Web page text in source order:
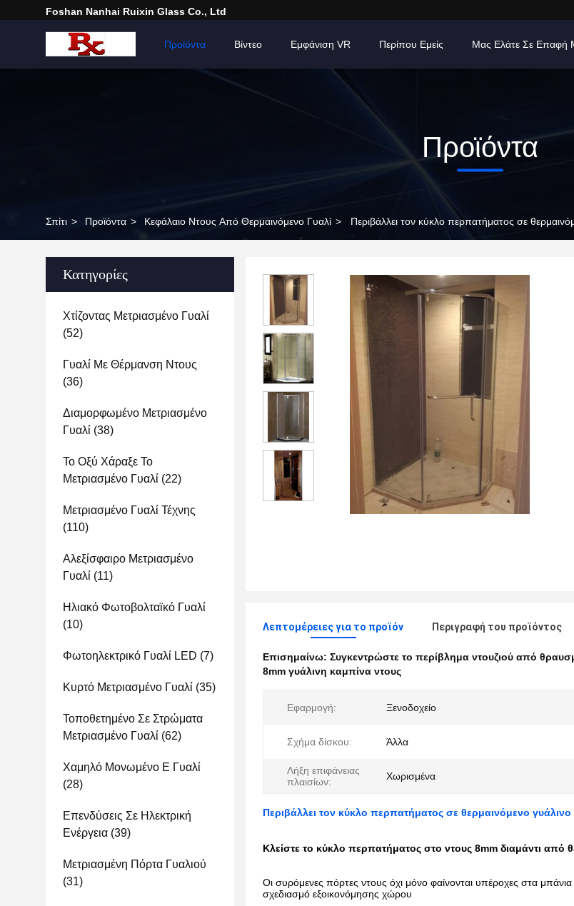
Foshan Nanhai Ruixin Glass Co., Ltd
Προϊόντα Βίντεο Εμφάνιση VR Περίπου Εμείς Μας Ελάτε Σε Επαφή
Προϊόντα
Σπίτι > Προϊόντα > Κεφάλαιο Ντους Από Θερμαινόμενο Γυαλί > Περιβάλλει τον κύκλο περπατήματος σε
Κατηγορίες
Χτίζοντας Μετριασμένο Γυαλί
(52)
Γυαλί Με Θέρμανση Ντους
(36)
Διαμορφωμένο Μετριασμένο
Γυαλί (38)
Το Οξύ Χάραξε Το
Μετριασμένο Γυαλί (22)
Μετριασμένο Γυαλί Τέχνης
(110)
Αλεξίσφαιρο Μετριασμένο
Γυαλί (11)
Ηλιακό Φωτοβολταϊκό Γυαλί
(10)
Φωτοηλεκτρικό Γυαλί LED (7)
Κυρτό Μετριασμένο Γυαλί (35)
Τοποθετημένο Σε Στρώματα
Μετριασμένο Γυαλί (62)
Χαμηλό Μονωμένο Ε Γυαλί
(28)
Επενδύσεις Σε Ηλεκτρική
Ενέργεια (39)
Μετριασμένη Πόρτα Γυαλιού
(31)
Λεπτομέρειες για το προϊόν Περιγραφή του προϊόντος
Επισημαίνω: Συγκεντρώστε το περίβλημα ντουζιού από
8mm γυάλινη καμπίνα ντους
Εφαρμογή: Ξενοδοχείο
Σχήμα δίσκου: Άλλα
Λήξη επιφάνειας
πλαισίων:
Χωρισμένα
Περιβάλλει τον κύκλο περπατήματος σε θερμαινόμενο
Κλείστε το κύκλο περπατήματος στο ντους 8mm διαμάντι από
Οι συρόμενες πόρτες ντους όχι μόνο φαίνονται υπέροχες στα
σχεδιασμό εξοικονόμησης χώρου